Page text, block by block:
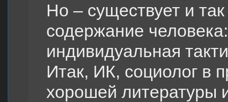
Но – существует и
содержание
индивидуальная
Итак, ИК, социолог в
хорошей